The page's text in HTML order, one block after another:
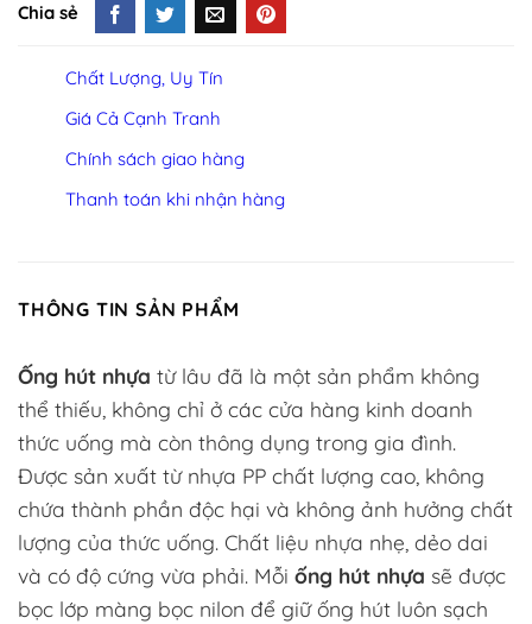
Chia sẻ
Chất Lượng, Uy Tín
Giá Cả Cạnh Tranh
Chính sách giao hàng
Thanh toán khi nhận hàng
THÔNG TIN SẢN PHẨM
Ống hút nhựa từ lâu đã là một sản phẩm không
thể thiếu, không chỉ ở các cửa hàng kinh doanh
thức uống mà còn thông dụng trong gia đình.
Được sản xuất từ nhựa PP chất lượng cao, không
chứa thành phần độc hại và không ảnh hưởng chất
lượng của thức uống. Chất liệu nhựa nhẹ, dẻo dai
và có độ cứng vừa phải. Mỗi ống hút nhựa sẽ được
bọc lớp màng bọc nilon để giữ ống hút luôn sạch